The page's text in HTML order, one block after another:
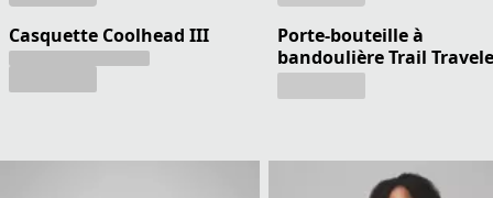
Casquette Coolhead III
Porte-bouteille à
bandoulière Trail